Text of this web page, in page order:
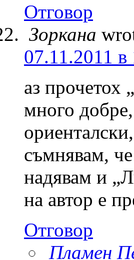
Отговор
Зоркана
07.11.2011 в
аз прочетох
много
съмнявам,
надявам и
на автор е
Отговор
Пламен